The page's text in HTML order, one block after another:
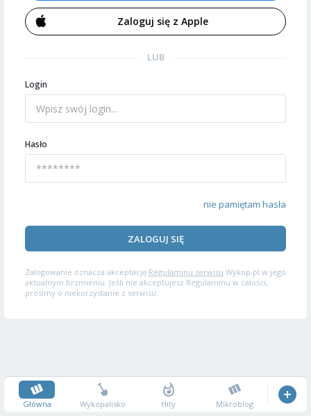
Zaloguj się z Apple
LUB
Login
Hasło
nie pamiętam hasła
ZALOGUJ SIĘ
Zalogowanie oznacza akceptację Regulaminu serwisu Wykop.pl w jego
aktualnym brzmieniu. Jeśli nie akceptujesz Regulaminu w całości,
prosimy o niekorzystanie z serwisu.
Główna Wykopalisko Hity Mikroblog